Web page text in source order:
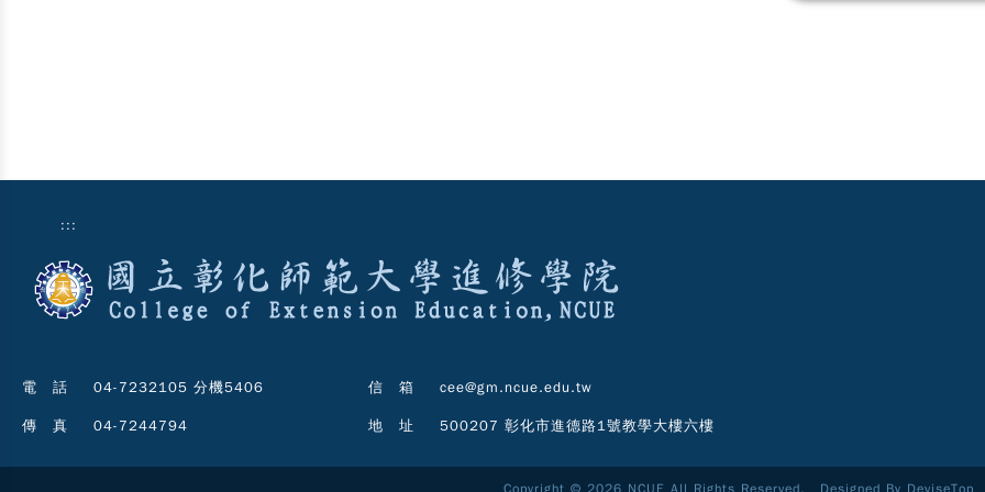
:::
電 話 04-7232105 分機5406 信 箱 cee@gm.ncue.edu.tw
傳 真 04-7244794 地 址 500207 彰化市進德路1號教學大樓六樓